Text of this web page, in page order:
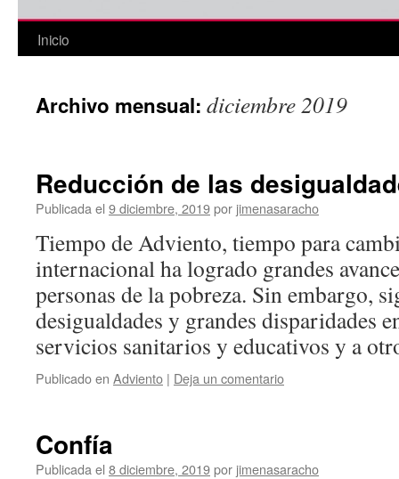
Inicio
Archivo mensual: diciembre 2019
Reducción de las
Publicada el 9 diciembre, 2019por jimenasaracho
Tiempo de Adviento, tiempo para
internacional ha logrado grandes
personas de la pobreza. Sin embargo,
desigualdades y grandes disparidades
servicios sanitarios y educativos y a
Publicado en Adviento | Deja un comentario
Confía
Publicada el 8 diciembre, 2019por jimenasaracho